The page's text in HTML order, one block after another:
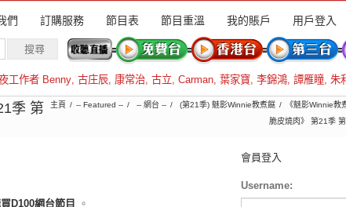
們 訂購服務 節目表 節目重溫 我的賬戶 用戶登入
工作者 Benny, 古庄辰, 康常治, 古立, Carman, 葉家寶, 李錦鴻, 譚雁瞳, 朱
季 第
主頁 -- Featured -- -- 網台 -- (第21季) 魅影Winnie教煮餸
《魅影Winnie教
脆皮燒肉》 第21季
D100網台節目 。
會員登入
Username: